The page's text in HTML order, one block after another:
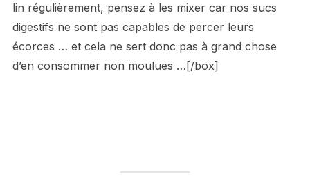
lin régulièrement, pensez à les mixer car nos sucs
digestifs ne sont pas capables de percer leurs
écorces … et cela ne sert donc pas à grand chose
d’en consommer non moulues …[/box]